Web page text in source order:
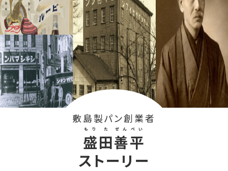
敷島製パン創業者
盛
もり
田
た
善
ぜん
平
ぺい
ストーリー